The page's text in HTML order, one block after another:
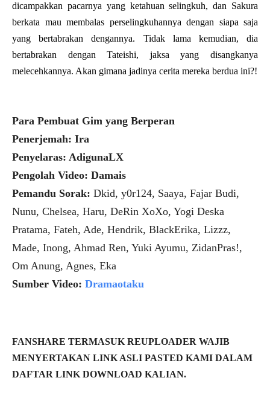
dicampakkan pacarnya yang ketahuan selingkuh, dan Sakura
berkata mau membalas perselingkuhannya dengan siapa saja
yang bertabrakan dengannya. Tidak lama kemudian, dia
bertabrakan dengan Tateishi, jaksa yang disangkanya
melecehkannya. Akan gimana jadinya cerita mereka berdua ini?!
Para Pembuat Gim yang Berperan
Penerjemah: Ira
Penyelaras: AdigunaLX
Pengolah Video: Damais
Pemandu Sorak: Dkid, y0r124, Saaya, Fajar Budi,
Nunu, Chelsea, Haru, DeRin XoXo, Yogi Deska
Pratama, Fateh, Ade, Hendrik, BlackErika, Lizzz,
Made, Inong, Ahmad Ren, Yuki Ayumu, ZidanPras!,
Om Anung, Agnes, Eka
Sumber Video: Dramaotaku
FANSHARE TERMASUK REUPLOADER WAJIB
MENYERTAKAN LINK ASLI PASTED KAMI DALAM
DAFTAR LINK DOWNLOAD KALIAN.